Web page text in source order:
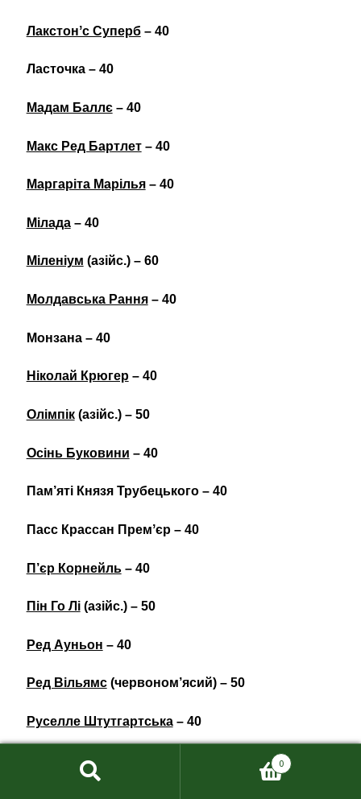
Лакстонʼс Суперб– 40
Ласточка – 40
Мадам Баллє– 40
Макс Ред Бартлет– 40
Маргаріта Марілья– 40
Мілада– 40
Міленіум (азійс.) – 60
Молдавська Рання– 40
Монзана – 40
Ніколай Крюгер– 40
Олімпік(азійс.) – 50
Осінь Буковини – 40
Пам’яті Князя Трубецького – 40
Пасс Крассан Премʼєр – 40
П’єр Корнейль– 40
Пін Го Лі (азійс.) – 50
Ред Ауньон – 40
Ред Вільямс(червоном’ясий) – 50
Руселле Штутгартська– 40
Світ Сенсейшн 0